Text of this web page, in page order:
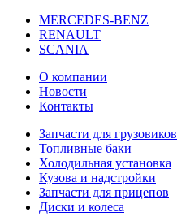
MERCEDES-BENZ
RENAULT
SCANIA
О компании
Новости
Контакты
Запчасти для грузовиков
Топливные баки
Холодильная установка
Кузова и надстройки
Запчасти для прицепов
Диски и колеса